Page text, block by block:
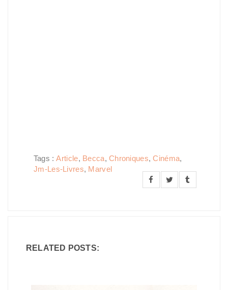
Tags :Article, Becca, Chroniques,Cinéma,
Jm-Les-Livres, Marvel
RELATED POSTS: